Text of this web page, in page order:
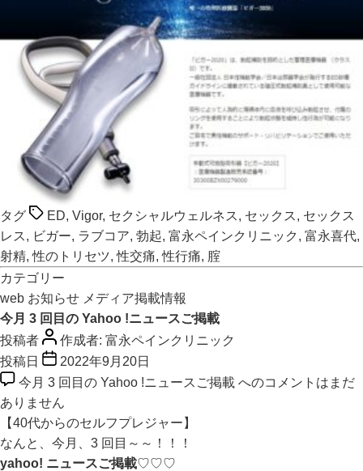
タグ ED, Vigor, セクシャルウェルネス, セックス, セックス
レス, ビガー, ラブコア, 勃起, 富永ペインクリニック , 富永喜代,
射精,性のトリセツ,性交痛,性行痛, 腟
カテゴリー
web お知らせ メディア掲載情報
今月 3 回目の Yahoo !ニュースご掲載
投稿者
作成者: 富永ペインクリニック
投稿日
2022年9月20日
今月 3 回目の Yahoo !ニュースご掲載 へのコメントはまだ
ありません
【40代からのセルフプレジャー】
なんと、今月、3 回目～～！！！
yahoo! ニュースご掲載♡♡♡